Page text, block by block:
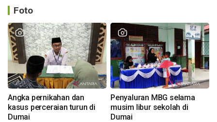
Foto
Angka pernikahan dan
kasus perceraian turun di
Dumai
Penyaluran MBG selama
musim libur sekolah di
Dumai